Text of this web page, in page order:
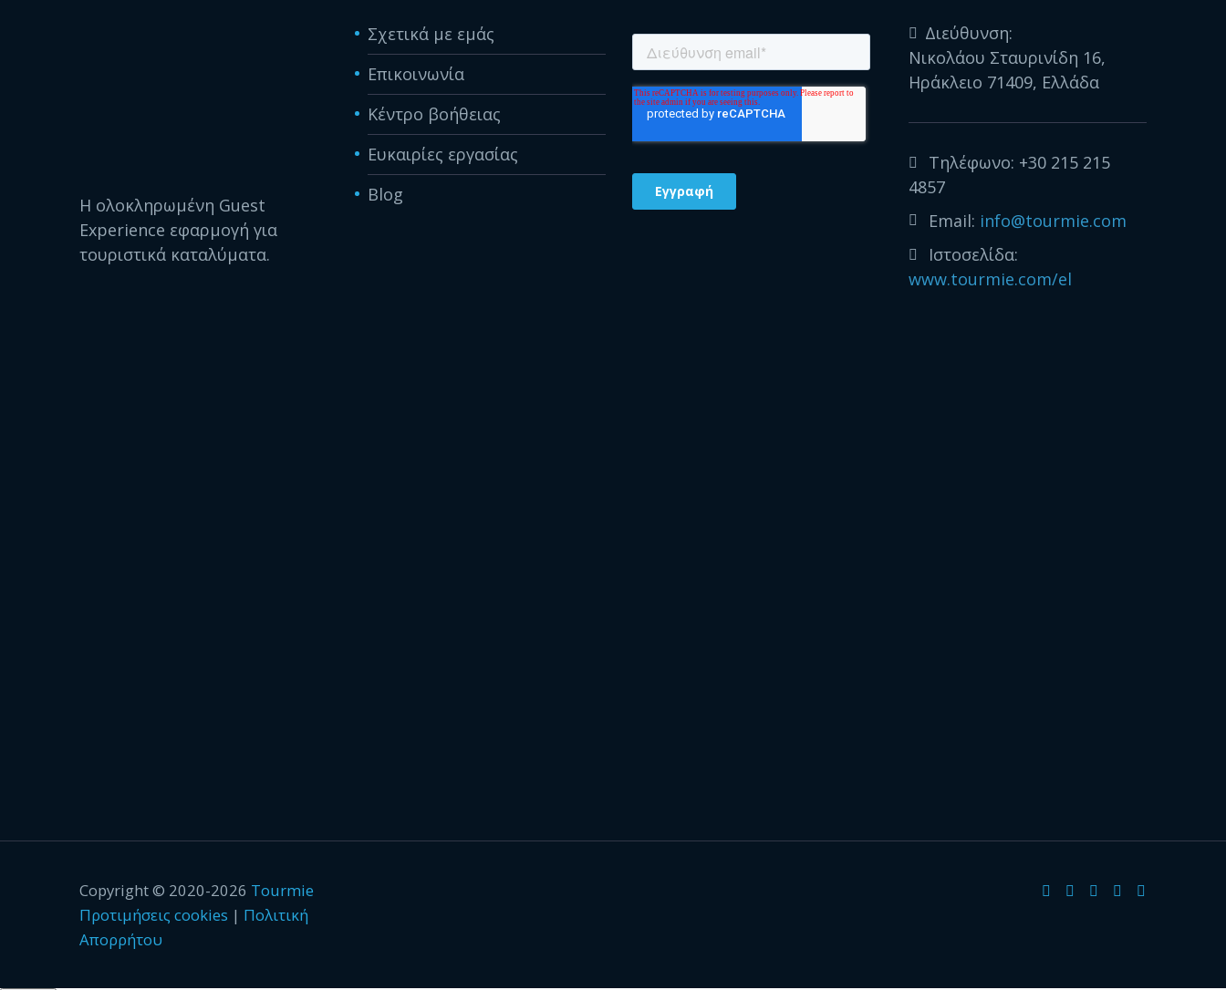
Η ολοκληρωμένη Guest
Experience εφαρμογή για
τουριστικά καταλύματα.
Σχετικά με εμάς
Επικοινωνία
Κέντρο βοήθειας
Ευκαιρίες εργασίας
Blog
Διεύθυνση:
Νικολάου Σταυρινίδη 16,
Ηράκλειο 71409, Ελλάδα
Τηλέφωνο: +30 215 215
4857
Email: info@tourmie.com
Ιστοσελίδα:
www.tourmie.com/el
Copyright © 2020-2026 Tourmie
Προτιμήσεις cookies | Πολιτική
Απορρήτου